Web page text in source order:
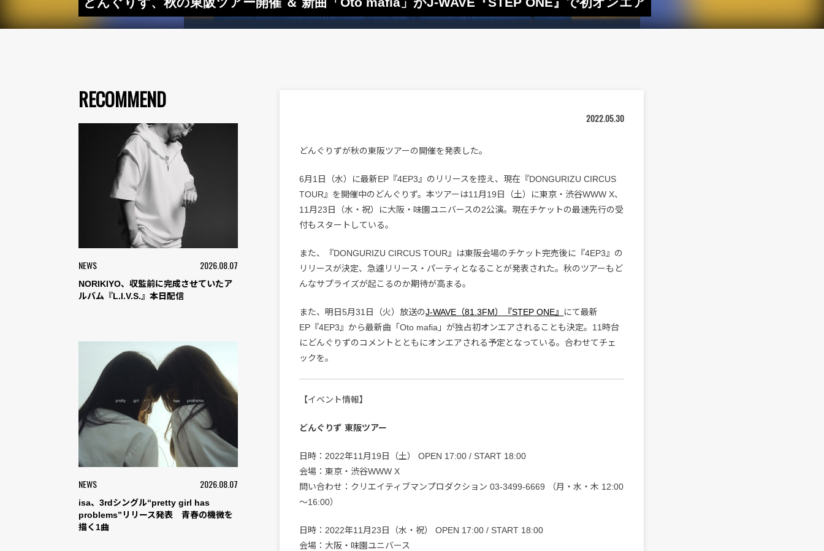
RECOMMEND
NEWS 2026.08.07
NORIKIYO、収監前に完成させていたア
ルバム『L.I.V.S.』本日配信
NEWS 2026.08.07
isa、3rdシングル“pretty girl has
problems”リリース発表 青春の機微を
描く1曲
2022.05.30
どんぐりずが秋の東阪ツアーの開催を発表した。
6月1日（水）に最新EP『4EP3』のリリースを控え、現在『DONGURIZU CIRCUS
TOUR』を開催中のどんぐりず。本ツアーは11月19日（土）に東京・渋谷WWW X、
11月23日（水・祝）に大阪・味園ユニバースの2公演。現在チケットの最速先行の受
付もスタートしている。
また、『DONGURIZU CIRCUS TOUR』は東阪会場のチケット完売後に『4EP3』の
リリースが決定、急遽リリース・パーティとなることが発表された。秋のツアーもど
んなサプライズが起こるのか期待が高まる。
また、明日5月31日（火）放送のJ-WAVE（81.3FM）『STEP ONE』
にて最新
EP『4EP3』から最新曲「Oto mafia」が独占初オンエアされることも決定。11時台
にどんぐりずのコメントとともにオンエアされる予定となっている。合わせてチェ
ックを。
【イベント情報】
どんぐりず 東阪ツアー
日時：2022年11月19日（土） OPEN 17:00 / START 18:00
会場：東京・渋谷WWW X
問い合わせ：クリエイティブマンプロダクション 03-3499-6669 （月・水・木 12:00
～16:00）
日時：2022年11月23日（水・祝） OPEN 17:00 / START 18:00
会場：大阪・味園ユニバース